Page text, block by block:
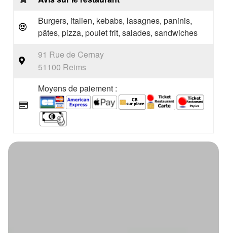
Burgers, italien, kebabs, lasagnes, paninis,
pâtes, pizza, poulet frit, salades, sandwiches
91 Rue de Cernay
51100 Reims
Moyens de paiement :